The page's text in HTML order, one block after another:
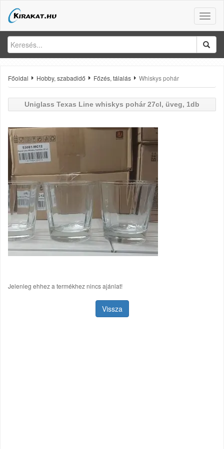
Toggle
Főoldal Hobby, szabadidő Főzés, tálalás Whiskys pohár
Uniglass Texas Line whiskys pohár 27cl, üveg, 1db
Jelenleg ehhez a termékhez nincs ajánlat!
Vissza